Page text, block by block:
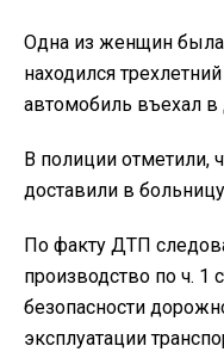
Одна из женщин была
находился
автомобиль въехал в
В полиции отметили,
доставили в
По факту ДТП
производство по ч. 1
безопасности
эксплуатации